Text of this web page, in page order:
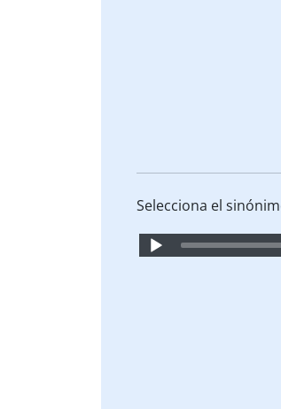
Selecciona el
Audio